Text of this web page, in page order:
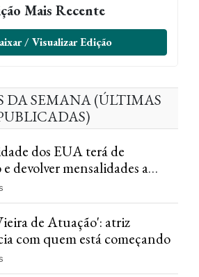
Mais Recente
/ Visualizar Edição
DA SEMANA (ÚLTIMAS
dos EUA terá de
devolver mensalidades a
de Atuação': atriz
com quem está começando